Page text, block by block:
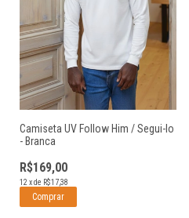
Camiseta UV Follow Him / Segui-lo
- Branca
R$169,00
12xde R$17,38
Comprar